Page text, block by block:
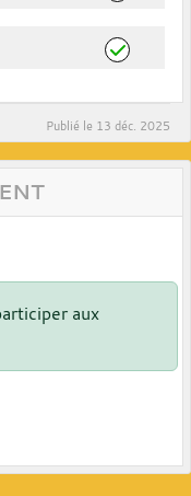
Publié le 13 déc. 2025
aux